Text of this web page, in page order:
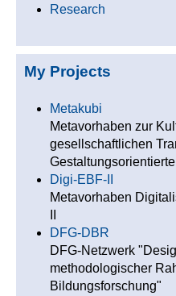
Research
My Projects
Metakubi
Metavorhaben zur
gesellschaftlichen
Digi-EBF-II
Metavorhaben
DFG-DBR
DFG-Netzwerk
methodologischer
Bildungsforschung"